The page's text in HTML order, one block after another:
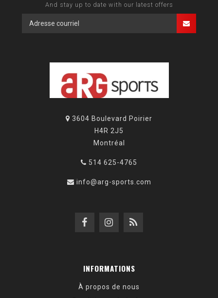
And stay up to date with our latest offers
3604 Boulevard Poirier
H4R 2J5
Montréal
514 625-4765
info@arg-sports.com
INFORMATIONS
À propos de nous